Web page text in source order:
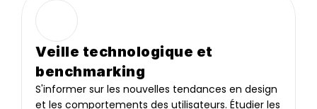
Veille technologique et
benchmarking
S'informer sur les nouvelles tendances en design
et les comportements des utilisateurs. Étudier les